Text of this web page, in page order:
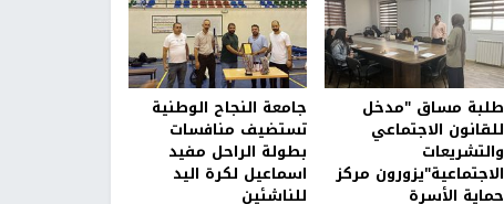
طلبة مساق "مدخل
للقانون الاجتماعي
والتشريعات
الاجتماعية"يزورون مركز
حماية الأسرة
جامعة النجاح الوطنية
تستضيف منافسات
بطولة الراحل مفيد
اسماعيل لكرة اليد
للناشئين